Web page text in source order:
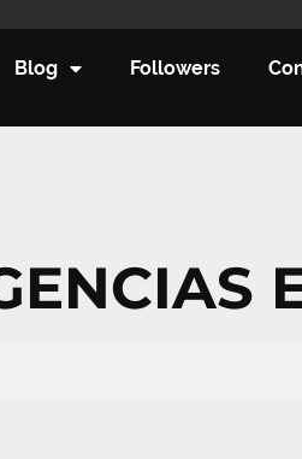
Blog Followers